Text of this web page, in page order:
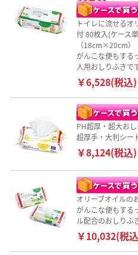
トイレに流せるオ
付 80枚入(ケース
（18cm×20cm）
がんこな便もする
人用おしりふきです
￥6,528(税込)
PH超厚・超大お
超厚手・大判シー
￥8,124(税込)
オリーブオイルの
がんこな便もする
ル配合のおしりふ
￥10,032(税